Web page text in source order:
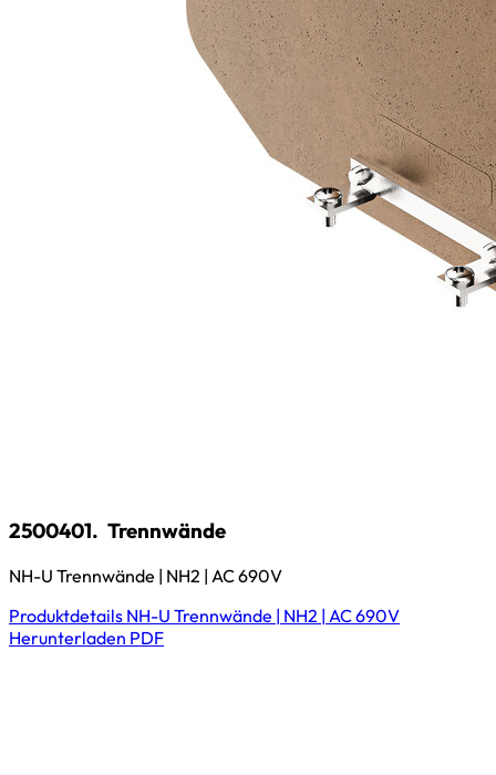
2500401. Trennwände
NH-U Trennwände | NH2 | AC 690V
Produktdetails NH-U Trennwände | NH2 | AC 690V
Herunterladen PDF